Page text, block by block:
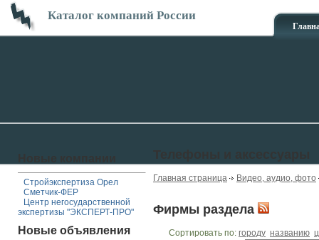
Каталог компаний России
Стройэкспертиза Орел
Сметчик-ФЕР
Центр негосударственной
экспертизы "ЭКСПЕРТ-ПРО"
Новые объявления
Главная страница Видео, аудио, фото
Фирмы раздела
Сортировать по: городу названию